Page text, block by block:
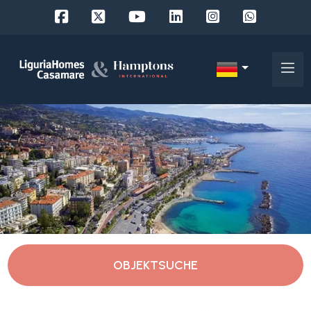
OBJEKTSUCHE
EN
FR
DE
RU
Über
uns
Unsere
Wo
suchen
Sie?
Imperia